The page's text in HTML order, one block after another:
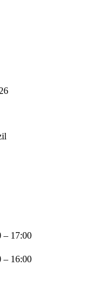
– 17:00
– 16:00